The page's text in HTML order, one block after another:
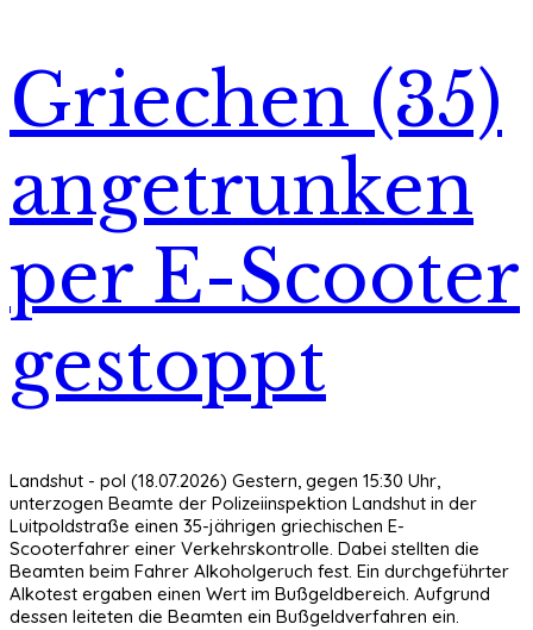
Griechen (35)
angetrunken
per E-Scooter
gestoppt
Landshut - pol (18.07.2026) Gestern, gegen 15:30 Uhr,
unterzogen Beamte der Polizeiinspektion Landshut in der
Luitpoldstraße einen 35-jährigen griechischen E-
Scooterfahrer einer Verkehrskontrolle. Dabei stellten die
Beamten beim Fahrer Alkoholgeruch fest. Ein durchgeführter
Alkotest ergaben einen Wert im Bußgeldbereich. Aufgrund
dessen leiteten die Beamten ein Bußgeldverfahren ein.